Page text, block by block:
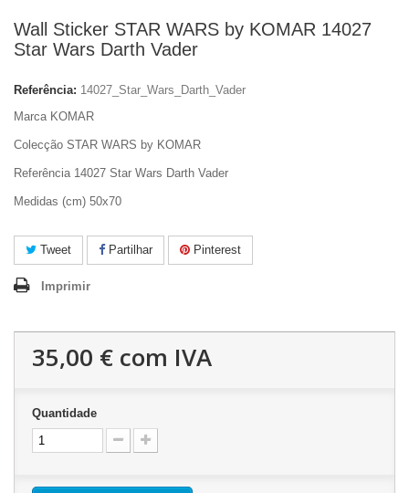
Wall Sticker STAR WARS by KOMAR 14027
Star Wars Darth Vader
Referência: 14027_Star_Wars_Darth_Vader
Marca KOMAR
Colecção STAR WARS by KOMAR
Referência 14027 Star Wars Darth Vader
Medidas (cm) 50x70
Tweet Partilhar Pinterest
Imprimir
35,00 € com IVA
Quantidade